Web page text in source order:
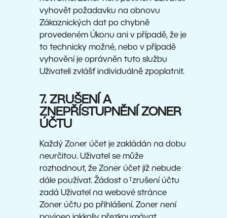
vyhovět požadavku na obnovu
Zákaznických dat po chybně
provedeném Úkonu ani v případě, že je
to technicky možné, nebo v případě
vyhovění je oprávněn tuto službu
Uživateli zvlášť individuálně zpoplatnit.
7. ZRUŠENÍ A
ZNEPŘÍSTUPNĚNÍ ZONER
ÚČTU
Každý Zoner účet je zakládán na dobu
neurčitou. Uživatel se může
rozhodnout, že Zoner účet již nebude
dále používat. Žádost oࡰzrušení účtu
zadá Uživatel na webové stránce
Zoner účtu po přihlášení. Zoner není